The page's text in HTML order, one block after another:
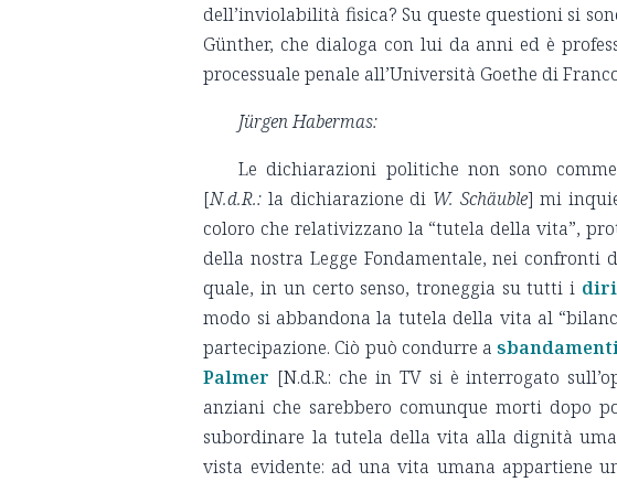
dell’inviolabilità fisica? Su queste questioni si
Günther, che dialoga con lui da anni ed è
processuale penale all’Università Goethe di
Jürgen Habermas:
Le dichiarazioni politiche non sono
[N.d.R.: la dichiarazione di W. Schäuble] mi
coloro che relativizzano la “tutela della vita”,
della nostra Legge Fondamentale, nei confronti
quale, in un certo senso, troneggia su tutti i
modo si abbandona la tutela della vita al
partecipazione. Ciò può condurre a
Palmer [N.d.R.: che in TV si è interrogato
anziani che sarebbero comunque morti dopo
subordinare la tutela della vita alla dignità
vista evidente: ad una vita umana appartiene